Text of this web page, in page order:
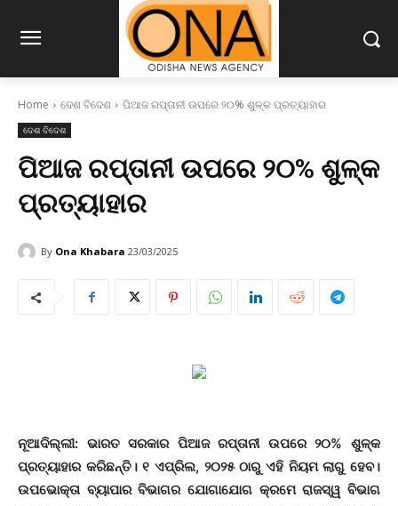
Home ଦେଶ ବିଦେଶ ପିଆଜ ରପ୍ତାନୀ ଉପରେ ୨୦% ଶୁଳ୍କ ପ୍ରତ୍ୟାହାର
ଦେଶ ବିଦେଶ
ପିଆଜ ରପ୍ତାନୀ ଉପରେ ୨୦% ଶୁଳ୍କ
ପ୍ରତ୍ୟାହାର
By Ona Khabara 23/03/2025
ନୂଆଦିଲ୍ଲୀ: ଭାରତ ସରକାର ପିଆଜ ରପ୍ତାନୀ ଉପରେ ୨୦% ଶୁଳ୍କ
ପ୍ରତ୍ୟାହାର କରିଛନ୍ତି। ୧ ଏପ୍ରିଲ, ୨୦୨୫ ଠାରୁ ଏହି ନିୟମ ଲାଗୁ ହେବ।
ଉପଭୋକ୍ତା ବ୍ୟାପାର ବିଭାଗର ଯୋଗାଯୋଗ କ୍ରମେ ରାଜସ୍ୱ ବିଭାଗ